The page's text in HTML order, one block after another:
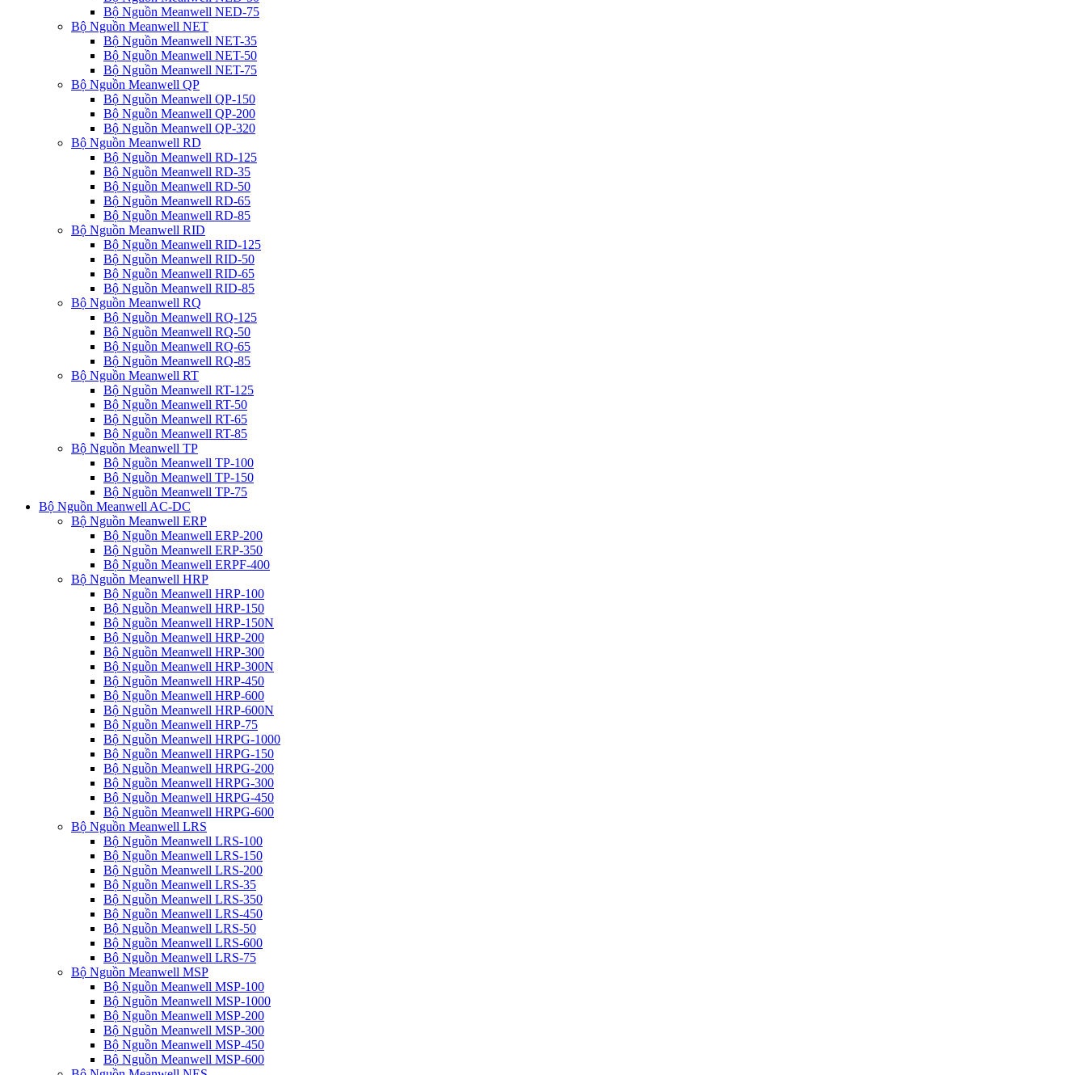
Bộ Nguồn Meanwell NED-75
Bộ Nguồn Meanwell NET
Bộ Nguồn Meanwell NET-35
Bộ Nguồn Meanwell NET-50
Bộ Nguồn Meanwell NET-75
Bộ Nguồn Meanwell QP
Bộ Nguồn Meanwell QP-150
Bộ Nguồn Meanwell QP-200
Bộ Nguồn Meanwell QP-320
Bộ Nguồn Meanwell RD
Bộ Nguồn Meanwell RD-125
Bộ Nguồn Meanwell RD-35
Bộ Nguồn Meanwell RD-50
Bộ Nguồn Meanwell RD-65
Bộ Nguồn Meanwell RD-85
Bộ Nguồn Meanwell RID
Bộ Nguồn Meanwell RID-125
Bộ Nguồn Meanwell RID-50
Bộ Nguồn Meanwell RID-65
Bộ Nguồn Meanwell RID-85
Bộ Nguồn Meanwell RQ
Bộ Nguồn Meanwell RQ-125
Bộ Nguồn Meanwell RQ-50
Bộ Nguồn Meanwell RQ-65
Bộ Nguồn Meanwell RQ-85
Bộ Nguồn Meanwell RT
Bộ Nguồn Meanwell RT-125
Bộ Nguồn Meanwell RT-50
Bộ Nguồn Meanwell RT-65
Bộ Nguồn Meanwell RT-85
Bộ Nguồn Meanwell TP
Bộ Nguồn Meanwell TP-100
Bộ Nguồn Meanwell TP-150
Bộ Nguồn Meanwell TP-75
Bộ Nguồn Meanwell AC-DC
Bộ Nguồn Meanwell ERP
Bộ Nguồn Meanwell ERP-200
Bộ Nguồn Meanwell ERP-350
Bộ Nguồn Meanwell ERPF-400
Bộ Nguồn Meanwell HRP
Bộ Nguồn Meanwell HRP-100
Bộ Nguồn Meanwell HRP-150
Bộ Nguồn Meanwell HRP-150N
Bộ Nguồn Meanwell HRP-200
Bộ Nguồn Meanwell HRP-300
Bộ Nguồn Meanwell HRP-300N
Bộ Nguồn Meanwell HRP-450
Bộ Nguồn Meanwell HRP-600
Bộ Nguồn Meanwell HRP-600N
Bộ Nguồn Meanwell HRP-75
Bộ Nguồn Meanwell HRPG-1000
Bộ Nguồn Meanwell HRPG-150
Bộ Nguồn Meanwell HRPG-200
Bộ Nguồn Meanwell HRPG-300
Bộ Nguồn Meanwell HRPG-450
Bộ Nguồn Meanwell HRPG-600
Bộ Nguồn Meanwell LRS
Bộ Nguồn Meanwell LRS-100
Bộ Nguồn Meanwell LRS-150
Bộ Nguồn Meanwell LRS-200
Bộ Nguồn Meanwell LRS-35
Bộ Nguồn Meanwell LRS-350
Bộ Nguồn Meanwell LRS-450
Bộ Nguồn Meanwell LRS-50
Bộ Nguồn Meanwell LRS-600
Bộ Nguồn Meanwell LRS-75
Bộ Nguồn Meanwell MSP
Bộ Nguồn Meanwell MSP-100
Bộ Nguồn Meanwell MSP-1000
Bộ Nguồn Meanwell MSP-200
Bộ Nguồn Meanwell MSP-300
Bộ Nguồn Meanwell MSP-450
Bộ Nguồn Meanwell MSP-600